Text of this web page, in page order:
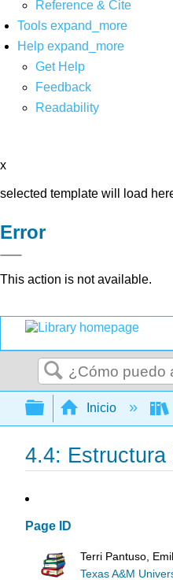
Reference & Cite
Tools expand_more
Help expand_more
Get Help
Feedback
Readability
x
selected template will load
Error
This action is not available.
Buscar
Expandir/
Inicio
4.4: Estructura
Page ID
Terri Pantuso,
Texas A&M